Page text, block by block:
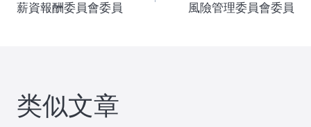
章
薪資報酬委員會委員
風險管理委員會委員
类似文章